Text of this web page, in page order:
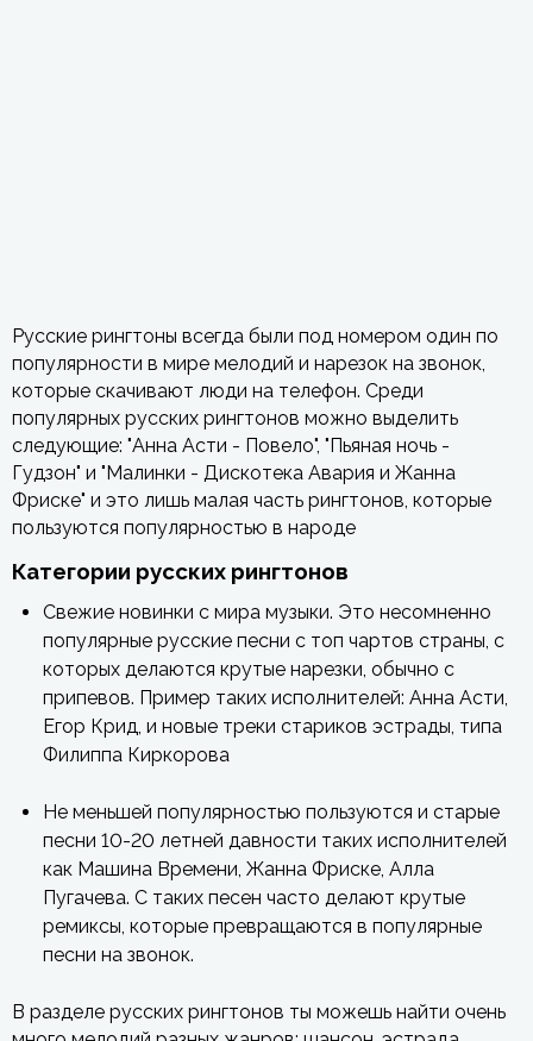
Русские рингтоны всегда были под номером один по
популярности в мире мелодий и нарезок на звонок,
которые скачивают люди на телефон. Среди
популярных русских рингтонов можно выделить
следующие: "Анна Асти - Повело", "Пьяная ночь -
Гудзон" и "Малинки - Дискотека Авария и Жанна
Фриске" и это лишь малая часть рингтонов, которые
пользуются популярностью в народе
Категории русских рингтонов
Свежие новинки с мира музыки. Это несомненно
популярные русские песни с топ чартов страны, с
которых делаются крутые нарезки, обычно с
припевов. Пример таких исполнителей: Анна Асти,
Егор Крид, и новые треки стариков эстрады, типа
Филиппа Киркорова
Не меньшей популярностью пользуются и старые
песни 10-20 летней давности таких исполнителей
как Машина Времени, Жанна Фриске, Алла
Пугачева. С таких песен часто делают крутые
ремиксы, которые превращаются в популярные
песни на звонок.
В разделе русских рингтонов ты можешь найти очень